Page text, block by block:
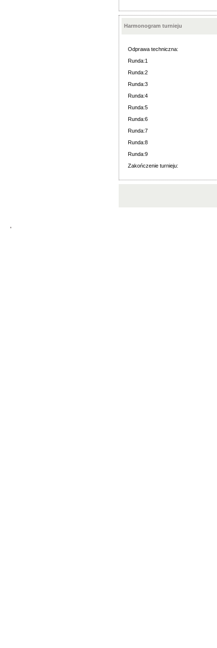
Harmonogram turnieju
Odprawa techniczna:
Runda:1
Runda:2
Runda:3
Runda:4
Runda:5
Runda:6
Runda:7
Runda:8
Runda:9
Zakończenie turnieju:
'